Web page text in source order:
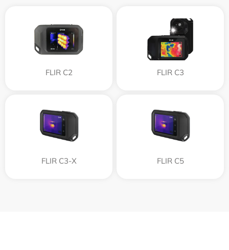
FLIR C2 FLIR С3
FLIR С3-Х FLIR С5